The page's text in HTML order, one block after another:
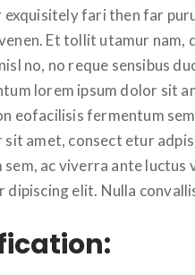
fari then far
Et tollit utamur nam,
no, no reque sensibus
lorem ipsum dolor sit
eofacilisis fermentum
sit amet, consect etur
ac viverra ante luctus
dipiscing elit. Nulla